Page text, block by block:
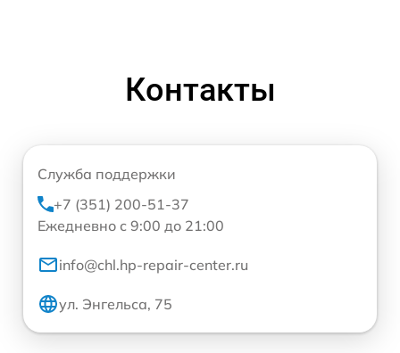
Контакты
Служба поддержки
+7 (351) 200-51-37
Ежедневно с 9:00 до 21:00
info@chl.hp-repair-center.ru
ул. Энгельса, 75